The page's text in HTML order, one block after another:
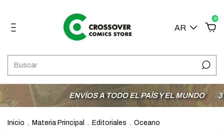
AR
0
ENVÍOS A TODO EL PAÍS Y EL MUNDO 3
Inicio . Materia Principal . Editoriales . Oceano